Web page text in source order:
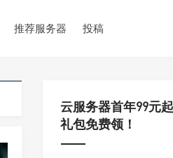
推荐服务器 投稿
云服务器首年99元
礼包免费领！